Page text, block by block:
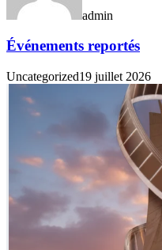
admin
Événements reportés
Uncategorized19 juillet 2026